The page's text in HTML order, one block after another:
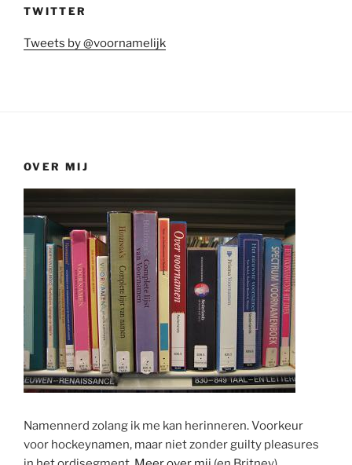
TWITTER
Tweets by @voornamelijk
OVER MIJ
Namennerd zolang ik me kan herinneren. Voorkeur
voor hockeynamen, maar niet zonder guilty pleasures